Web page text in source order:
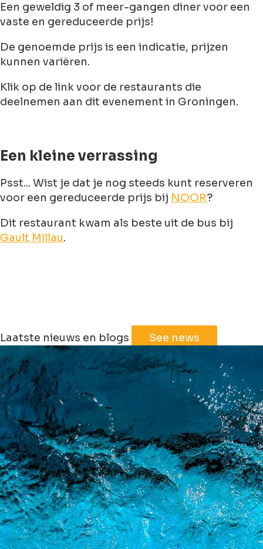
Een geweldig 3 of meer-gangen diner voor een
vaste en gereduceerde prijs!
De genoemde prijs is een indicatie, prijzen
kunnen variëren.
Klik op de link voor de restaurants die
deelnemen aan dit evenement in Groningen.
Een kleine verrassing
Psst... Wist je dat je nog steeds kunt reserveren
voor een gereduceerde prijs bij NOOR?
Dit restaurant kwam als beste uit de bus bij
Gault Millau.
Laatste nieuws en blogs See news